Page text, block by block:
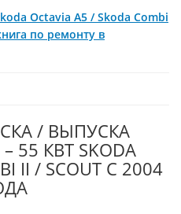
Octavia A5 / Skoda Combi
по ремонту в
/ ВЫПУСКА
55 КВТ SKODA
II / SCOUT С 2004